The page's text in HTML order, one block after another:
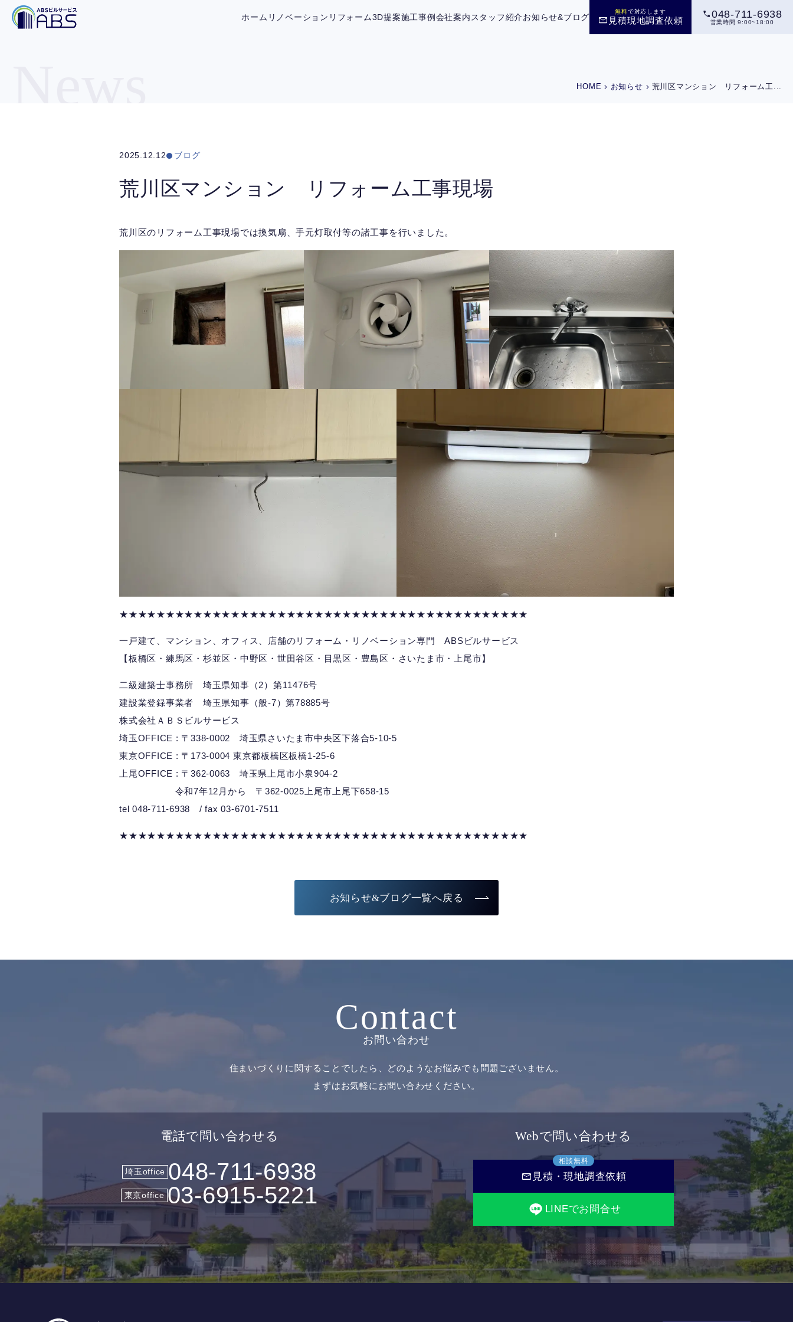
ホーム リノベーション リフォーム3D提案施工事例 会社案内 スタッフ紹介お知らせ&ブログ
無料で対応します
mail 見積現地調査依頼
call048-711-6938
営業時間 9:00~18:00
HOME chevron_right お知らせ chevron_right 荒川区マンション リフォーム工...
2025.12.12 ブログ
荒川区マンション リフォーム工事現場
荒川区のリフォーム工事現場では換気扇、手元灯取付等の諸工事を行いました。
★★★★★★★★★★★★★★★★★★★★★★★★★★★★★★★★★★★★★★★★★★★★
一戸建て、マンション、オフィス、店舗のリフォーム・リノベーション専門 ABSビルサービス
【板橋区・練馬区・杉並区・中野区・世田谷区・目黒区・豊島区・さいたま市・上尾市】
二級建築士事務所 埼玉県知事（2）第11476号
建設業登録事業者 埼玉県知事（般-7）第78885号
株式会社ＡＢＳビルサービス
埼玉OFFICE : 〒338-0002 埼玉県さいたま市中央区下落合5-10-5
東京OFFICE : 〒173-0004 東京都板橋区板橋1-25-6
上尾OFFICE : 〒362-0063 埼玉県上尾市小泉904-2
令和7年12月から 〒362-0025上尾市上尾下658-15
tel 048-711-6938 / fax 03-6701-7511
★★★★★★★★★★★★★★★★★★★★★★★★★★★★★★★★★★★★★★★★★★★★
お知らせ&ブログ一覧へ戻る
Contact
お問い合わせ
住まいづくりに関することでしたら、どのようなお悩みでも問題ございません。
まずはお気軽にお問い合わせください。
電話で問い合わせる
埼玉office 048-711-6938
東京office 03-6915-5221
Webで問い合わせる
相談無料
mail 見積・現地調査依頼
LINEでお問合せ